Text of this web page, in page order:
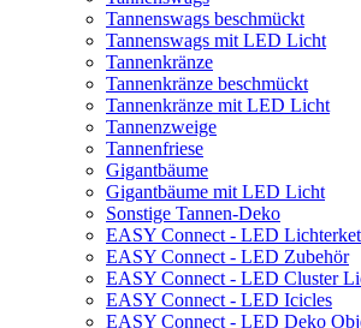
Tannenswags beschmückt
Tannenswags mit LED Licht
Tannenkränze
Tannenkränze beschmückt
Tannenkränze mit LED Licht
Tannenzweige
Tannenfriese
Gigantbäume
Gigantbäume mit LED Licht
Sonstige Tannen-Deko
EASY Connect - LED
EASY Connect - LED Zubehör
EASY Connect - LED Cluster
EASY Connect - LED Icicles
EASY Connect - LED Deko